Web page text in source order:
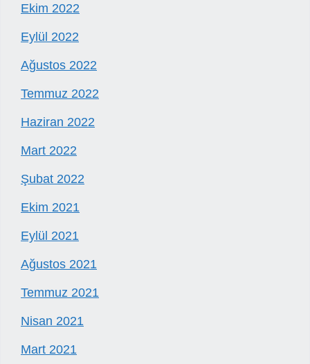
Ekim 2022
Eylül 2022
Ağustos 2022
Temmuz 2022
Haziran 2022
Mart 2022
Şubat 2022
Ekim 2021
Eylül 2021
Ağustos 2021
Temmuz 2021
Nisan 2021
Mart 2021